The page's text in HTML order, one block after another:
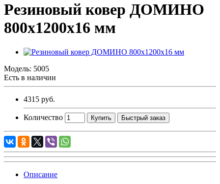
Резиновый ковер ДОМИНО
800х1200х16 мм
Модель: 5005
Есть в наличии
4315 руб.
Количество Купить Быстрый заказ
Описание